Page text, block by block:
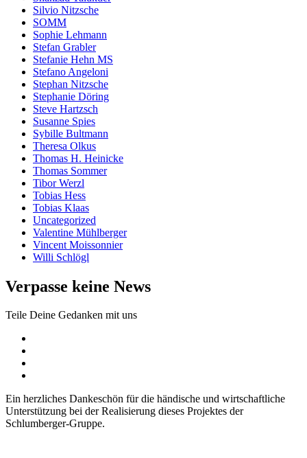
Silvio Nitzsche
SOMM
Sophie Lehmann
Stefan Grabler
Stefanie Hehn MS
Stefano Angeloni
Stephan Nitzsche
Stephanie Döring
Steve Hartzsch
Susanne Spies
Sybille Bultmann
Theresa Olkus
Thomas H. Heinicke
Thomas Sommer
Tibor Werzl
Tobias Hess
Tobias Klaas
Uncategorized
Valentine Mühlberger
Vincent Moissonnier
Willi Schlögl
Verpasse keine News
Teile Deine Gedanken mit uns
Ein herzliches Dankeschön für die händische und wirtschaftliche
Unterstützung bei der Realisierung dieses Projektes der
Schlumberger-Gruppe.